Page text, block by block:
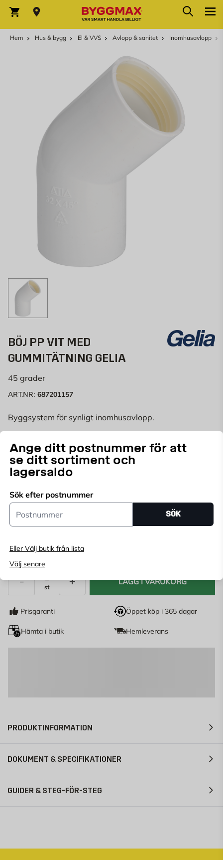
Ange ditt postnummer för att
se ditt sortiment och
lagersaldo
Sök efter postnummer
Postnummer
SÖK
Eller Välj butik från lista
Välj senare
Varukorg Sök
Hem Hus & bygg El & VVS Avlopp & sanitet Inomhusavlopp
BÖJ PP VIT MED
GUMMITÄTNING GELIA
45 grader
ART.NR: 687201157
Byggsystem för synligt inomhusavlopp.
Endast online
Angepostnummer
Utförande:
67 KR
st
LÄGG I VARUKORG
Prisgaranti Öppet köp i 365 dagar
Hämta i butik Hemleverans
PRODUKTINFORMATION
DOKUMENT & SPECIFIKATIONER
GUIDER & STEG-FÖR-STEG